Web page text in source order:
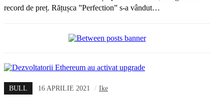
record de preț. Rățușca ”Perfection” s-a vândut…
BULL 16 APRILIE 2021 / Ike